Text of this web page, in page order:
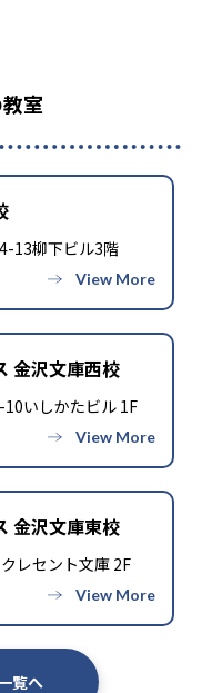
室
13柳下ビル3階
金沢文庫西校
いしかたビル 1F
金沢文庫東校
レセント文庫 2F
覧へ